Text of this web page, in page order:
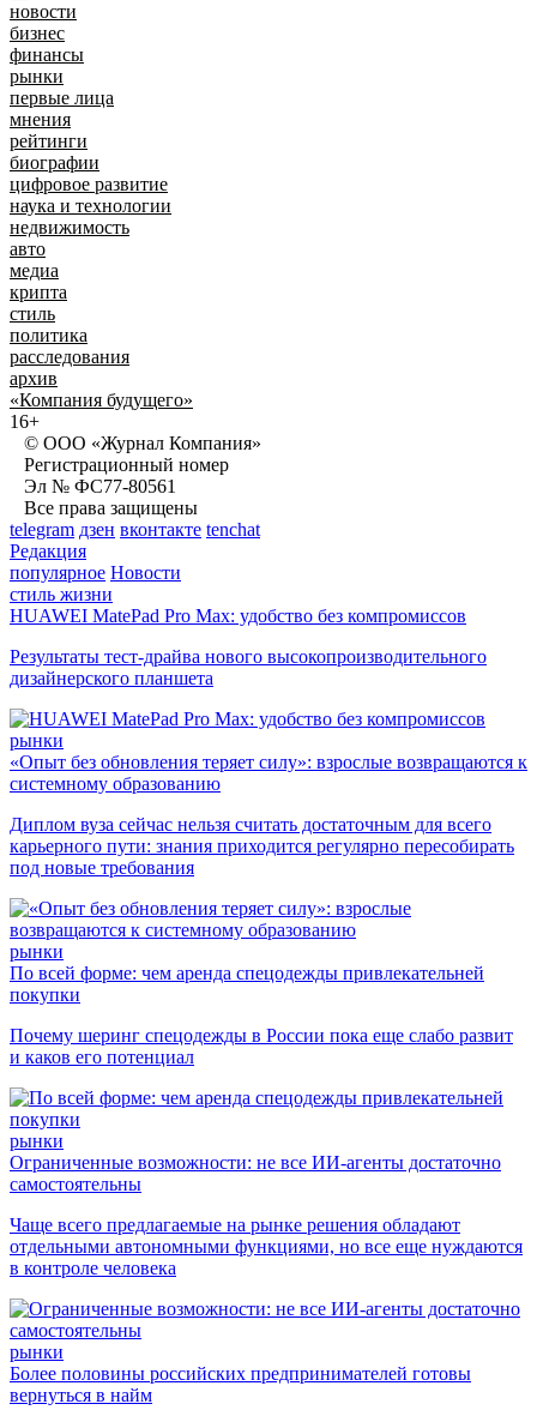
новости
бизнес
финансы
рынки
первые лица
мнения
рейтинги
биографии
цифровое развитие
наука и технологии
недвижимость
авто
медиа
крипта
стиль
политика
расследования
архив
«Компания будущего»
16+
© ООО «Журнал Компания»
Регистрационный номер
Эл № ФС77-80561
Все права защищены
telegram дзен вконтакте tenchat
Редакция
популярное Новости
стиль жизни
HUAWEI MatePad Pro Max: удобство без компромиссов
Результаты тест-драйва нового высокопроизводительного
дизайнерского планшета
рынки
«Опыт без обновления теряет силу»: взрослые возвращаются к
системному образованию
Диплом вуза сейчас нельзя считать достаточным для всего
карьерного пути: знания приходится регулярно пересобирать
под новые требования
рынки
По всей форме: чем аренда спецодежды привлекательней
покупки
Почему шеринг спецодежды в России пока еще слабо развит
и каков его потенциал
рынки
Ограниченные возможности: не все ИИ-агенты достаточно
самостоятельны
Чаще всего предлагаемые на рынке решения обладают
отдельными автономными функциями, но все еще нуждаются
в контроле человека
рынки
Более половины российских предпринимателей готовы
вернуться в найм